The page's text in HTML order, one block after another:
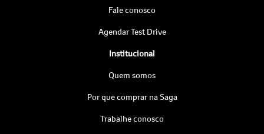
Fale conosco
Agendar Test Drive
Institucional
Quem somos
Por que comprar na Saga
Trabalhe conosco